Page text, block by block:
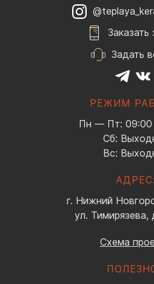
Заказать
Задать
РЕЖИМ
Пн — Пт:
Сб:
Вс:
АДРЕС:
г. Нижний
ул. Тимирязева,
Схема